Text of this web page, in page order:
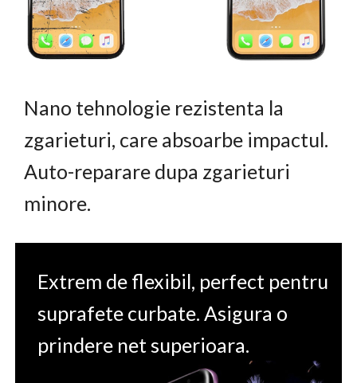
Nano tehnologie rezistenta la
zgarieturi, care absoarbe impactul.
Auto-reparare dupa zgarieturi
minore.
Extrem de flexibil, perfect pentru
suprafete curbate. Asigura o
prindere net superioara.